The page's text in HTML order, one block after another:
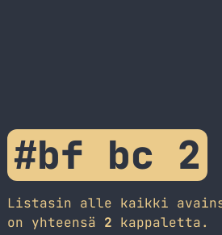
#bf bc 2
Listasin alle kaikki
on yhteensä 2 kappaletta.